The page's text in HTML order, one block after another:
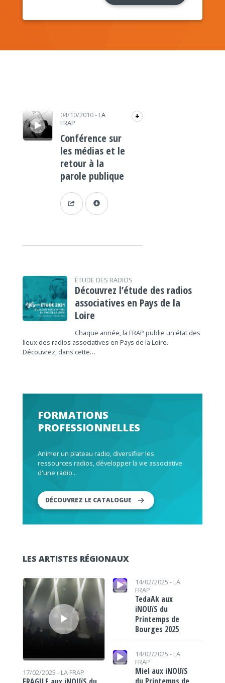
Lecteur audio 04/10/2010- LA
FRAP
+
Conférence sur
les médias et le
retour à la
parole publique
ÉTUDE DES RADIOS
Découvrez l’étude des radios
associatives en Pays de la
Loire
Chaque année, la FRAP publie un état des
lieux des radios associatives en Pays de la Loire.
Découvrez, dans cette…
FORMATIONS
PROFESSIONNELLES
Animer un plateau radio, diversifier les
ressources radios, développer la vie associative
d'une radio...
DÉCOUVREZ LE CATALOGUE
LES ARTISTES RÉGIONAUX
Lecteur audio
17/02/2025 - LA FRAP
Lecteur audio 14/02/2025 - LA
FRAP
TedaAk aux
iNOUïS du
Printemps de
Bourges 2025
Lecteur audio
14/02/2025 - LA
FRAP
Miel aux iNOUïS